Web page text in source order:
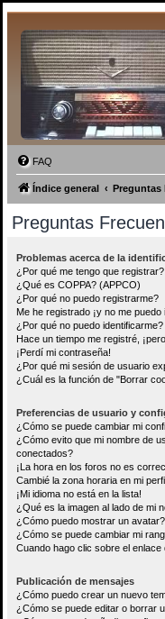
FAQ
Índice general Preguntas
Preguntas
Problemas acerca de la
¿Por qué me tengo que registrar?
¿Qué es COPPA? (APPCO)
¿Por qué no puedo registrarme?
Me he registrado ¡y no me puedo
¿Por qué no puedo identificarme?
Hace un tiempo me registré,
¡Perdí mi contraseña!
¿Por qué mi sesión de usuario
¿Cuál es la función de "Borrar
Preferencias de usuario y
¿Cómo se puede cambiar mi
¿Cómo evito que mi nombre de
conectados?
¡La hora en los foros no es
Cambié la zona horaria en mi
¡Mi idioma no está en la lista!
¿Qué es la imagen al lado de mi
¿Cómo puedo mostrar un avatar?
¿Cómo se puede cambiar mi
Cuando hago clic sobre el enlace
Publicación de mensajes
¿Cómo puedo crear un nuevo
¿Cómo se puede editar o borrar